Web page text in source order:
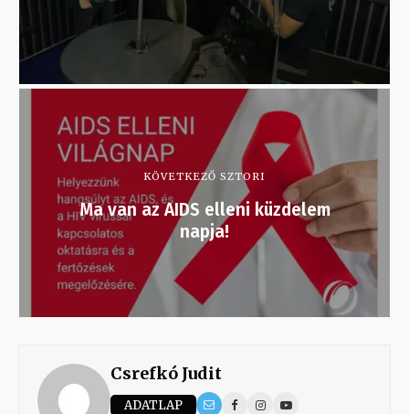
KÖVETKEZŐ SZTORI
Ma van az AIDS elleni küzdelem
napja!
Csrefkó Judit
ADATLAP